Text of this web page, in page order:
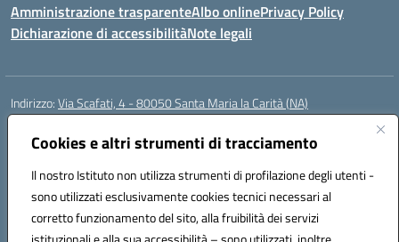
Cookies e altri strumenti di tracciamento
Il nostro Istituto non utilizza strumenti di profilazione degli utenti -
sono utilizzati esclusivamente cookies tecnici necessari al
corretto funzionamento del sito, alla fruibilità dei servizi
Amministrazione trasparenteAlbo onlinePrivacy Policy
Dichiarazione di accessibilitàNote legali
Indirizzo:Via Scafati, 4 - 80050 Santa Maria la Carità (NA)
Centralino:
Posta elettronica certificata (PEC):NAEE21900T@pec.istruzione.it
Codice fiscale: 90016250632
Codice meccanografico:NAEE21900T
Codice Indice delle Pubbliche Amministrazioni (IPA): istsc_naee21900t
Codice unico di fatturazione (CUF): UFZ0X6